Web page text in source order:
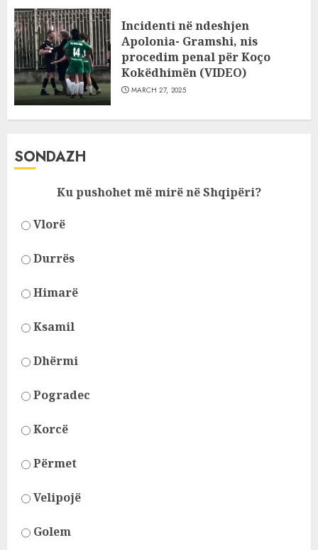
Incidenti në ndeshjen
Apolonia- Gramshi, nis
procedim penal për Koço
Kokëdhimën (VIDEO)
MARCH 27, 2025
SONDAZH
Ku pushohet më mirë në Shqipëri?
Vlorë
Durrës
Himarë
Ksamil
Dhërmi
Pogradec
Korcë
Përmet
Velipojë
Golem